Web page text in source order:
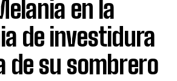
en la
de investidura
de su sombrero